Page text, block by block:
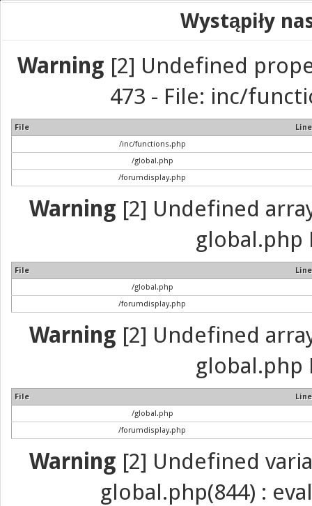
Wystąpiły
Warning [2] Undefined
473 - File: inc/
File
Line
/inc/functions.php
/global.php
/forumdisplay.php
Warning [2] Undefined
global.php
File
Line
/global.php
/forumdisplay.php
Warning [2] Undefined
global.php
File
Line
/global.php
/forumdisplay.php
Warning [2] Undefined
global.php(844) :